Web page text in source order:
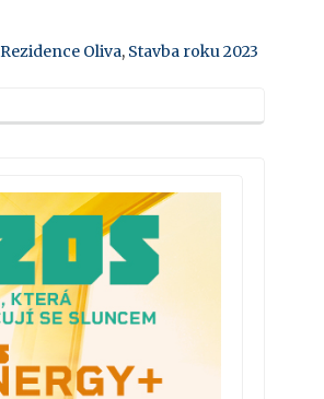
Rezidence Oliva, Stavba roku 2023